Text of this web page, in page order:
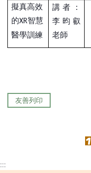
擬真高效
的XR智慧
醫學訓練
講者：
李昀叡
老師
友善列印
:::